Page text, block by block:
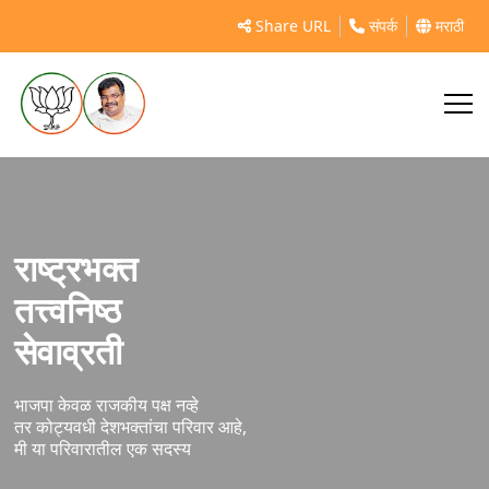
Share URL संपर्क मराठी
राष्ट्रभक्त
तत्त्वनिष्ठ
सेवाव्रती
भाजपा केवळ राजकीय पक्ष नव्हे
तर कोट्यवधी देशभक्तांचा परिवार आहे,
मी या परिवारातील एक सदस्य